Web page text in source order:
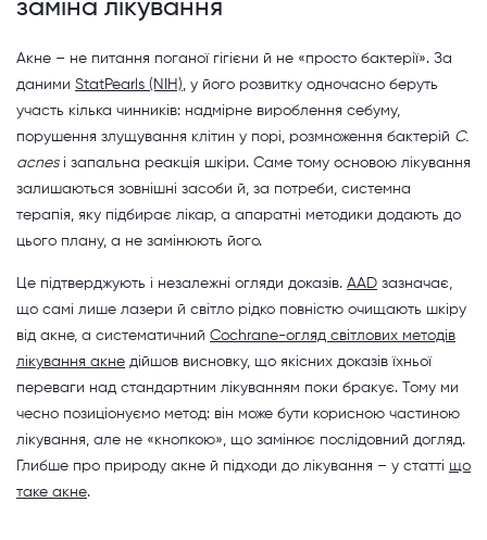
заміна лікування
Акне – не питання поганої гігієни й не «просто бактерії». За
даними StatPearls (NIH), у його розвитку одночасно беруть
участь кілька чинників: надмірне вироблення себуму,
порушення злущування клітин у порі, розмноження бактерій C.
acnesі запальна реакція шкіри. Саме тому основою лікування
залишаються зовнішні засоби й, за потреби, системна
терапія, яку підбирає лікар, а апаратні методики додають до
цього плану, а не замінюють його.
Це підтверджують і незалежні огляди доказів. AAD зазначає,
що самі лише лазери й світло рідко повністю очищають шкіру
від акне, а систематичний Cochrane-огляд світлових методів
лікування акне дійшов висновку, що якісних доказів їхньої
переваги над стандартним лікуванням поки бракує. Тому ми
чесно позиціонуємо метод: він може бути корисною частиною
лікування, але не «кнопкою», що замінює послідовний догляд.
Глибше про природу акне й підходи до лікування – у статті що
таке акне.